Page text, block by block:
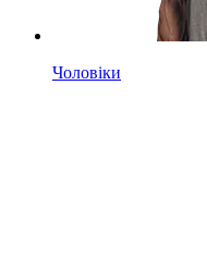
Чоловіки